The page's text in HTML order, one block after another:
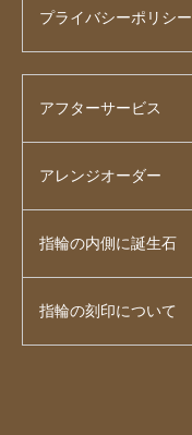
プライバシーポリシー
アフターサービス
アレンジオーダー
指輪の内側に誕生石
指輪の刻印について